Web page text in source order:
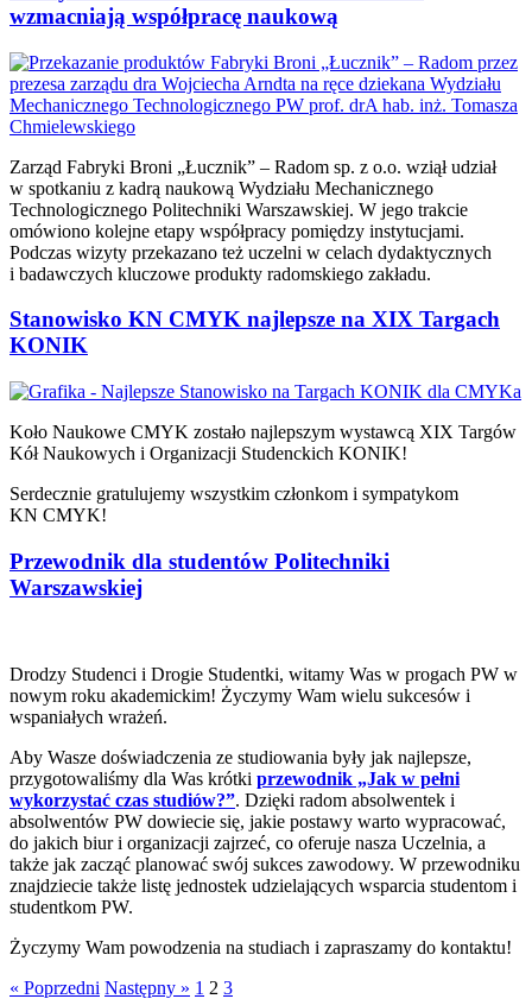
wzmacniają współpracę naukową
Zarząd Fabryki Broni „Łucznik” – Radom sp. z o.o. wziął udział
w spotkaniu z kadrą naukową Wydziału Mechanicznego
Technologicznego Politechniki Warszawskiej. W jego trakcie
omówiono kolejne etapy współpracy pomiędzy instytucjami.
Podczas wizyty przekazano też uczelni w celach dydaktycznych
i badawczych kluczowe produkty radomskiego zakładu.
Stanowisko KN CMYK najlepsze na XIX Targach
KONIK
Koło Naukowe CMYK zostało najlepszym wystawcą XIX Targów
Kół Naukowych i Organizacji Studenckich KONIK!
Serdecznie gratulujemy wszystkim członkom i sympatykom
KN CMYK!
Przewodnik dla studentów Politechniki
Warszawskiej
Drodzy Studenci i Drogie Studentki, witamy Was w progach PW w
nowym roku akademickim! Życzymy Wam wielu sukcesów i
wspaniałych wrażeń.
Aby Wasze doświadczenia ze studiowania były jak najlepsze,
przygotowaliśmy dla Was krótki przewodnik „Jak w pełni
wykorzystać czas studiów?”. Dzięki radom absolwentek i
absolwentów PW dowiecie się, jakie postawy warto wypracować,
do jakich biur i organizacji zajrzeć, co oferuje nasza Uczelnia, a
także jak zacząć planować swój sukces zawodowy. W przewodniku
znajdziecie także listę jednostek udzielających wsparcia studentom i
studentkom PW.
Życzymy Wam powodzenia na studiach i zapraszamy do kontaktu!
« Poprzedni Następny » 1 2 3